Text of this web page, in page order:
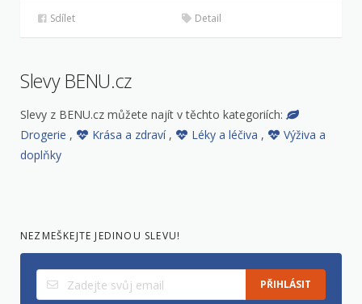
Sdílet Detail
Slevy BENU.cz
Slevy z BENU.cz můžete najít v těchto kategoriích:
Drogerie , Krása a zdraví , Léky a léčiva ,
Výživa a
doplňky
NEZMEŠKEJTE JEDINOU SLEVU!
PŘIHLÁSIT